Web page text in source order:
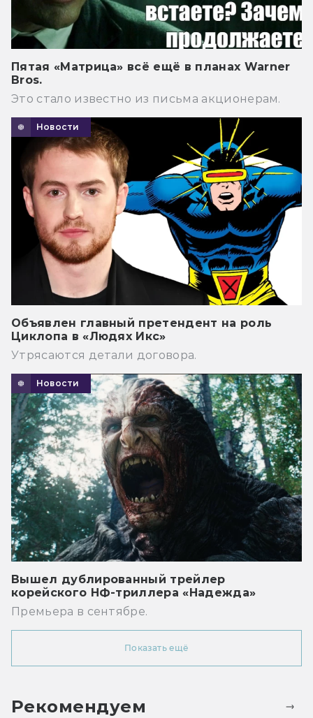
Пятая «Матрица» всё ещё в планах Warner
Bros.
Это стало известно из письма акционерам.
Новости
Объявлен главный претендент на роль
Циклопа в «Людях Икс»
Утрясаются детали договора.
Новости
Вышел дублированный трейлер
корейского НФ-триллера «Надежда»
Премьера в сентябре.
Показать ещё
Рекомендуем